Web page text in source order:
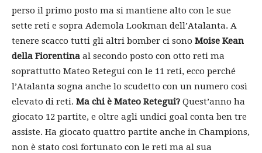
perso il primo posto ma si mantiene alto con le sue
sette reti e sopra Ademola Lookman dell’Atalanta. A
tenere scacco tutti gli altri bomber ci sono Moise Kean
della Fiorentina al secondo posto con otto reti ma
soprattutto Mateo Retegui con le 11 reti, ecco perché
l’Atalanta sogna anche lo scudetto con un numero così
elevato di reti. Ma chi è Mateo Retegui? Quest’anno ha
giocato 12 partite, e oltre agli undici goal conta ben tre
assiste. Ha giocato quattro partite anche in Champions,
non è stato così fortunato con le reti ma al sua